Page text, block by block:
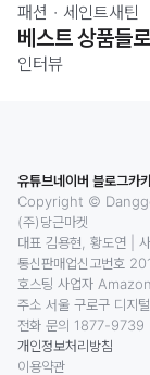
패션 · 세인트새틴
베스트 상품들
인터뷰
유튜브네이버 블로그카
Copyright ©
(주)당근마켓
대표 김용현, 황도연
통신판매업신고번호
호스팅 사업자
주소 서울 구로구 디지
전화 문의 1877-9739
개인정보처리방침
이용약관